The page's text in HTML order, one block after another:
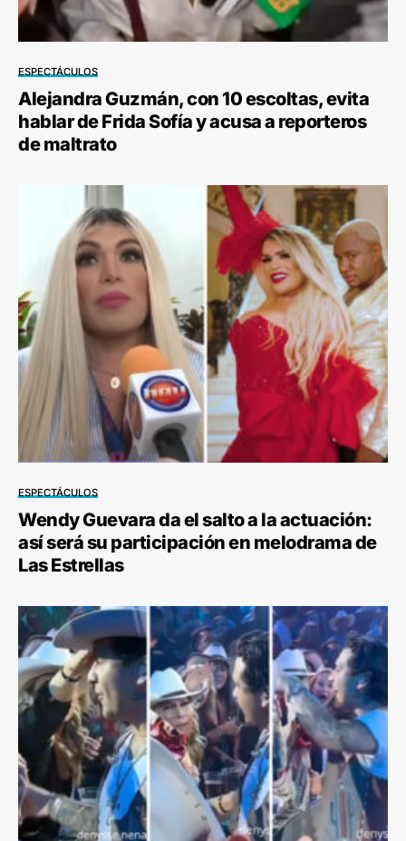
ESPECTÁCULOS
Alejandra Guzmán, con 10 escoltas, evita
hablar de Frida Sofía y acusa a reporteros
de maltrato
ESPECTÁCULOS
Wendy Guevara da el salto a la actuación:
así será su participación en melodrama de
Las Estrellas